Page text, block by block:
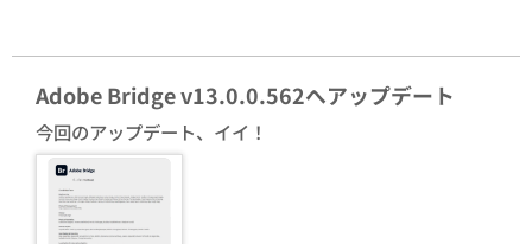
Adobe Bridge v13.0.0.562へアップデート
今回のアップデート、イイ！